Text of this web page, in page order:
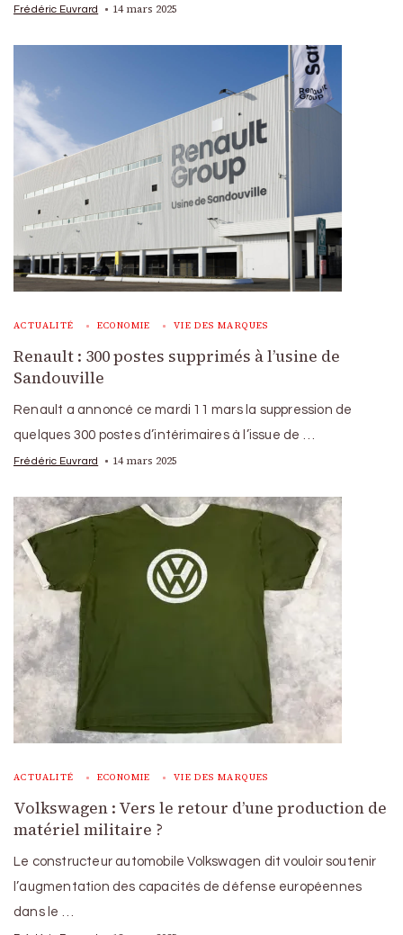
Frédéric Euvrard 14 mars 2025
ACTUALITÉ ECONOMIE VIE DES MARQUES
Renault : 300 postes supprimés à l’usine de
Sandouville
Renault a annoncé ce mardi 11 mars la suppression de
quelques 300 postes d’intérimaires à l’issue de …
Frédéric Euvrard 14 mars 2025
ACTUALITÉ ECONOMIE VIE DES MARQUES
Volkswagen : Vers le retour d’une production de
matériel militaire ?
Le constructeur automobile Volkswagen dit vouloir soutenir
l’augmentation des capacités de défense européennes
dans le …